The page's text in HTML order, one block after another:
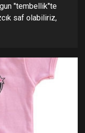
"tembellik"te
saf olabiliriz,